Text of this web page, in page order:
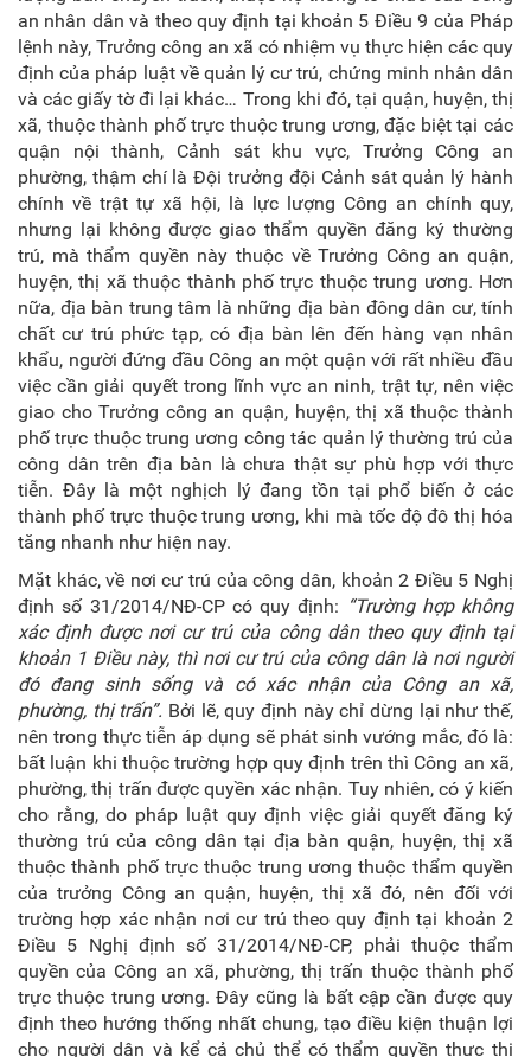
an nhân dân và theo quy định tại khoản 5 Điều 9 của Pháp
lệnh này, Trưởng công an xã có nhiệm vụ thực hiện các quy
định của pháp luật về quản lý cư trú, chứng minh nhân dân
và các giấy tờ đi lại khác… Trong khi đó, tại quận, huyện, thị
xã, thuộc thành phố trực thuộc trung ương, đặc biệt tại các
quận nội thành, Cảnh sát khu vực, Trưởng Công an
phường, thậm chí là Đội trưởng đội Cảnh sát quản lý hành
chính về trật tự xã hội, là lực lượng Công an chính quy,
nhưng lại không được giao thẩm quyền đăng ký thường
trú, mà thẩm quyền này thuộc về Trưởng Công an quận,
huyện, thị xã thuộc thành phố trực thuộc trung ương. Hơn
nữa, địa bàn trung tâm là những địa bàn đông dân cư, tính
chất cư trú phức tạp, có địa bàn lên đến hàng vạn nhân
khẩu, người đứng đầu Công an một quận với rất nhiều đầu
việc cần giải quyết trong lĩnh vực an ninh, trật tự, nên việc
giao cho Trưởng công an quận, huyện, thị xã thuộc thành
phố trực thuộc trung ương công tác quản lý thường trú của
công dân trên địa bàn là chưa thật sự phù hợp với thực
tiễn. Đây là một nghịch lý đang tồn tại phổ biến ở các
thành phố trực thuộc trung ương, khi mà tốc độ đô thị hóa
tăng nhanh như hiện nay.
Mặt khác, về nơi cư trú của công dân, khoản 2 Điều 5 Nghị
định số 31/2014/NĐ-CP có quy định: “Trường hợp không
xác định được nơi cư trú của công dân theo quy định tại
khoản 1 Điều này, thì nơi cư trú của công dân là nơi người
đó đang sinh sống và có xác nhận của Công an xã,
phường, thị trấn”. Bởi lẽ, quy định này chỉ dừng lại như thế,
nên trong thực tiễn áp dụng sẽ phát sinh vướng mắc, đó là:
bất luận khi thuộc trường hợp quy định trên thì Công an xã,
phường, thị trấn được quyền xác nhận. Tuy nhiên, có ý kiến
cho rằng, do pháp luật quy định việc giải quyết đăng ký
thường trú của công dân tại địa bàn quận, huyện, thị xã
thuộc thành phố trực thuộc trung ương thuộc thẩm quyền
của trưởng Công an quận, huyện, thị xã đó, nên đối với
trường hợp xác nhận nơi cư trú theo quy định tại khoản 2
Điều 5 Nghị định số 31/2014/NĐ-CP, phải thuộc thẩm
quyền của Công an xã, phường, thị trấn thuộc thành phố
trực thuộc trung ương. Đây cũng là bất cập cần được quy
định theo hướng thống nhất chung, tạo điều kiện thuận lợi
cho người dân và kể cả chủ thể có thẩm quyền thực thi